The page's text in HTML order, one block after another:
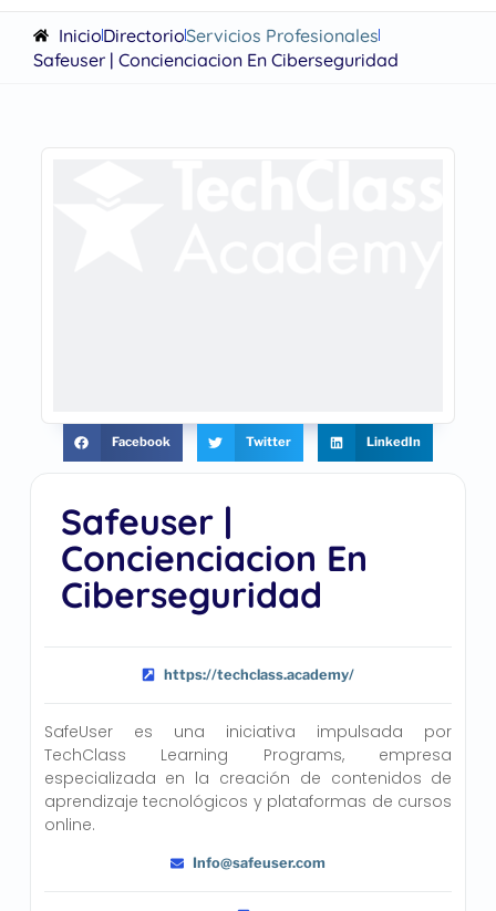
InicioDirectorioServicios Profesionales
Safeuser | Concienciacion En Ciberseguridad
Safeuser |
Concienciacion En
Ciberseguridad
https://techclass.academy/
SafeUser es una iniciativa impulsada por
TechClass Learning Programs, empresa
especializada en la creación de contenidos de
aprendizaje tecnológicos y plataformas de cursos
online.
Info@safeuser.com
Facebook Twitter LinkedIn